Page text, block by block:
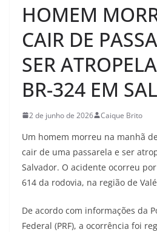
HOMEM
CAIR DE
SER
BR-324 EM
2 de junho de 2026 Caique Brito
Um homem morreu na manhã
cair de uma passarela e ser
Salvador. O acidente ocorreu
614 da rodovia, na região de
De acordo com informações da
Federal (PRF), a ocorrência foi